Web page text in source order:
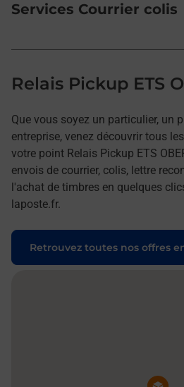
Services Courrier colis
Relais Pickup ETS
Que vous soyez un particulier, un
entreprise, venez découvrir tous
votre point Relais Pickup ETS
envois de courrier, colis, lettre
l'achat de timbres en quelques
laposte.fr.
Retrouvez toutes nos offres
Pin de la